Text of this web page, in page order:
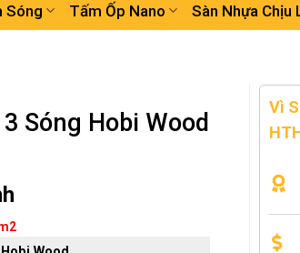
Sóng Tấm Ốp Nano Sàn Nhựa Chịu
Vì
Sóng Hobi Wood